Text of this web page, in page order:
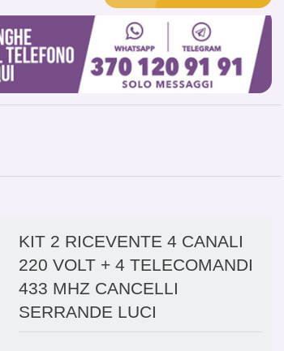
KIT 2 RICEVENTE 4 CANALI
220 VOLT + 4 TELECOMANDI
433 MHZ CANCELLI
SERRANDE LUCI